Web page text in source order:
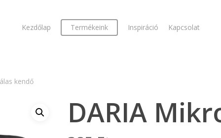
Kezdőlap Termékeink Inspiráció Kapcsolat
kendő
DARIA